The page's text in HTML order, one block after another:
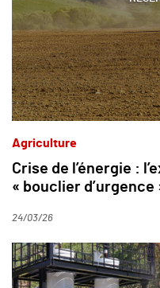
Agriculture
Crise de l’énergie :
« bouclier
24/03/26